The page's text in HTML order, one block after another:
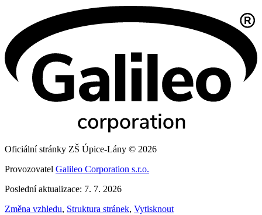
Oficiální stránky ZŠ Úpice-Lány © 2026
Provozovatel Galileo Corporation s.r.o.
Poslední aktualizace: 7. 7. 2026
Změna vzhledu, Struktura stránek, Vytisknout